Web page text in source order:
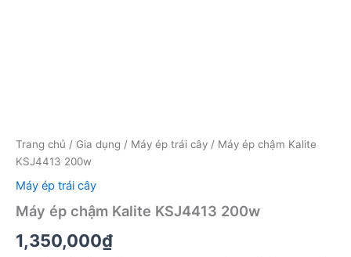
Trang chủ / Gia dụng / Máy ép trái cây / Máy ép chậm Kalite
KSJ4413 200w
Máy ép trái cây
Máy ép chậm Kalite KSJ4413 200w
1,350,000₫